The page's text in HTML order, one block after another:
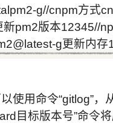
g//cnpm方式
新pm2版本12345//
g更新内
使用命令“gitlog”
目标版本号”命令